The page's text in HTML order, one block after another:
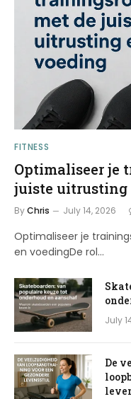
FITNESS
Optimaliseer je
juiste uitrusting
ByChris July 14, 2026
Optimaliseer je
en voedingDe rol…
July
De